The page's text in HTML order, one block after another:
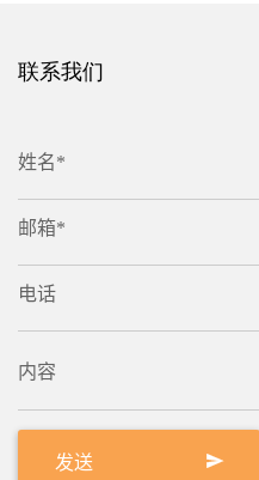
联系我们
姓名*
邮箱*
电话
内容